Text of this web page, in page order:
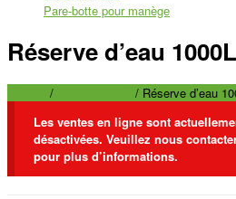
Pare-botte pour manège
Réserve d’eau 1000L
/
/ Réserve d’eau
Les ventes en ligne sont
désactivées. Veuillez nous
pour plus d’informations.